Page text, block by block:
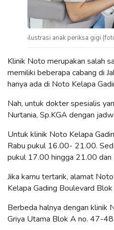
ilustrasi anak periksa gigi
Klinik Noto merupakan salah
memiliki beberapa cabang di
hanya ada di Noto Kelapa
Nah, untuk dokter spesialis
Nurtania, Sp.KGA dengan
Untuk klinik Noto Kelapa
Rabu pukul 16.00- 21.00.
pukul 17.00 hingga 21.00
Jika kamu tertarik, alamat
Kelapa Gading Boulevard
Berbeda halnya dengan klinik
Griya Utama Blok A no. 47-